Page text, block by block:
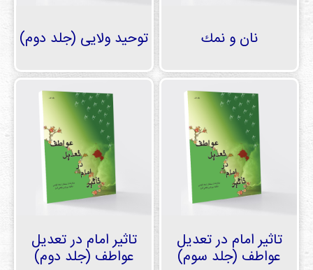
نان و نمك توحيد ولايی (جلد دوم)
تاثير امام در تعديل
عواطف (جلد سوم)
تاثير امام در تعديل
عواطف (جلد دوم)